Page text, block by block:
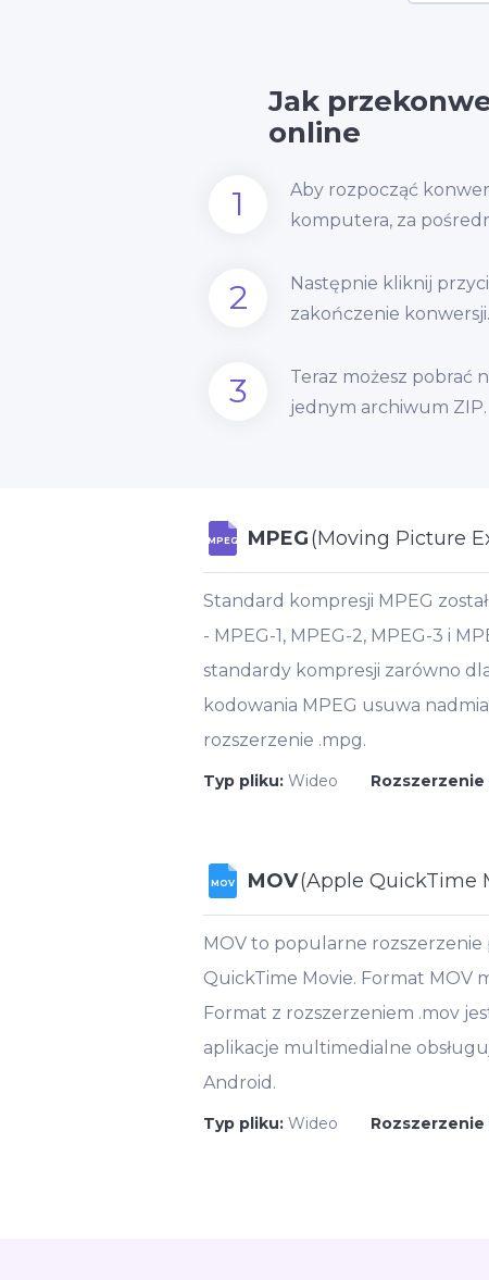
Jak
online
1
Aby rozpocząć
komputera, za
2
Następnie kliknij
zakończenie konwersji.
3
Teraz możesz pobrać
jednym archiwum ZIP.
MPEG MPEG(Moving Picture
Standard kompresji MPEG
- MPEG-1, MPEG-2, MPEG-3 i
standardy kompresji zarówno
kodowania MPEG usuwa
rozszerzenie .mpg.
Typ pliku: Wideo Rozszerzenie
MOV MOV(Apple QuickTime
MOV to popularne
QuickTime Movie. Format MOV
Format z rozszerzeniem .mov
aplikacje multimedialne
Android.
Typ pliku: Wideo Rozszerzenie